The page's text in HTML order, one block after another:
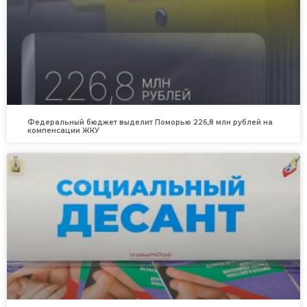
Федеральный бюджет выделит Поморью 226,8 млн рублей на
компенсации ЖКУ